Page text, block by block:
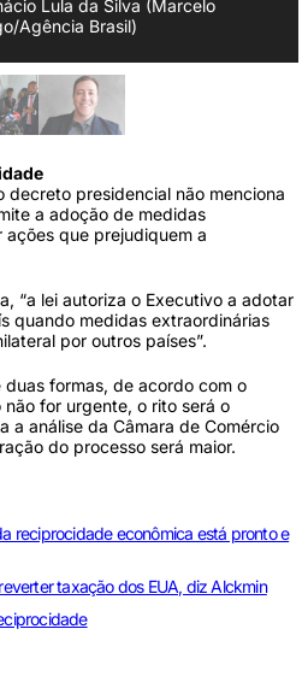
Lula da Silva (Marcelo
Agência Brasil)
decreto presidencial não menciona
a adoção de medidas
que prejudiquem a
“a lei autoriza o Executivo a adotar
quando medidas extraordinárias
por outros países”.
formas, de acordo com o
for urgente, o rito será o
a análise da Câmara de Comércio
do processo será maior.
reciprocidade econômica está pronto e
taxação dos EUA, diz Alckmin